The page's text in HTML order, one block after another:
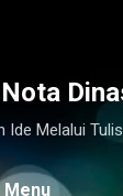
Ide Melalui
Menu